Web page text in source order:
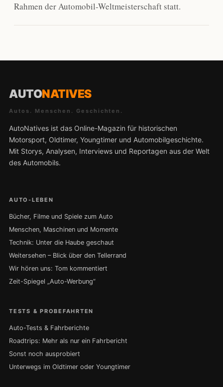
Rahmen der Automobil-Weltmeisterschaft statt.
AUTONATIVES
Autos. Menschen. Geschichten.
AutoNatives ist das Online-Magazin für historischen
Motorsport, Oldtimer, Youngtimer und Automobilgeschichte.
Mit Storys, Analysen, Interviews und Reportagen aus der Welt
des Automobils.
AUTO-LEBEN
Bücher, Filme und Spiele zum Auto
Menschen, Maschinen und Momente
Technik: Unter die Haube geschaut
Weitersehen – Blick über den Tellerrand
Wir hören uns: Tom kommentiert
Zeit-Spiegel „Auto-Werbung“
TESTS & PROBEFAHRTEN
Auto-Tests & Fahrberichte
Roadtrips: Mehr als nur ein Fahrbericht
Sonst noch ausprobiert
Unterwegs im Oldtimer oder Youngtimer